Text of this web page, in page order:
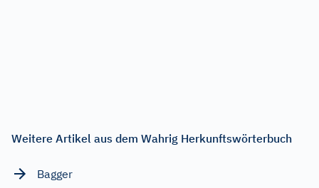
Weitere Artikel aus dem Wahrig Herkunftswörterbuch
Bagger